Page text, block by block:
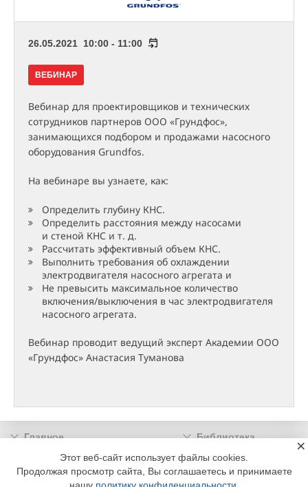
26.05.2021 10:00 - 11:00
ВЕБИНАР
Вебинар для проектировщиков и технических
сотрудников партнеров ООО «Грундфос»,
занимающихся подбором и продажами насосного
оборудования Grundfos.
На вебинаре вы узнаете, как:
Определить глубину КНС.
Определить расстояния между насосами
и стеной КНС и т. д.
Рассчитать эффективный объем КНС.
Выполнить требования об охлаждении
электродвигателя насосного агрегата и
Не превысить максимальное количество
включения/выключения в час электродвигателя
насосного агрегата.
Вебинар проводит ведущий эксперт Академии ООО
«Грундфос» Анастасия Туманова
Главное
Библиотека
Подписка
Реклама
Информация
Этот веб-сайт использует файлы cookies.
Продолжая просмотр сайта, Вы соглашаетесь и принимаете
×